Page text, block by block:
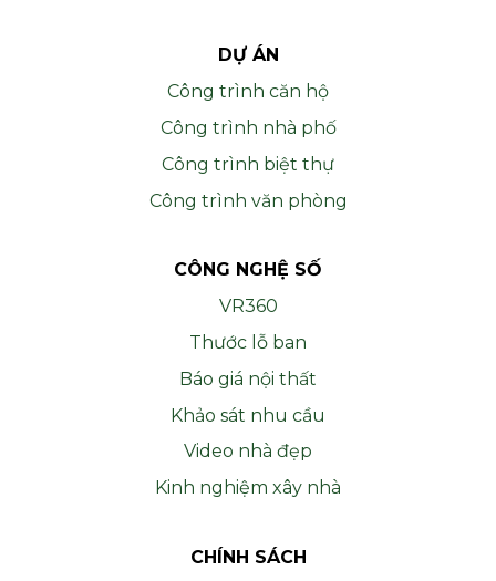
DỰ ÁN
Công trình căn hộ
Công trình nhà phố
Công trình biệt thự
Công trình văn phòng
CÔNG NGHỆ SỐ
VR360
Thước lỗ ban
Báo giá nội thất
Khảo sát nhu cầu
Video nhà đẹp
Kinh nghiệm xây nhà
CHÍNH SÁCH